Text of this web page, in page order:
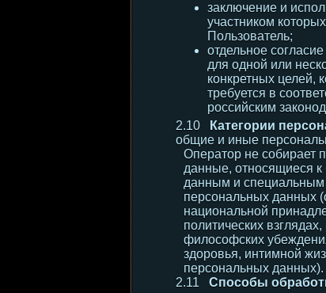
заключение и
участником
Пользователь;
отдельное
для одной или
конкретных целей,
требуется в
российским
Категории
общие и иные
Оператор не собирает
данные, относящиеся к
данным и специальным
персональных данных
национальной
политических
философских
здоровья, интимной
персональных данных).
Способы